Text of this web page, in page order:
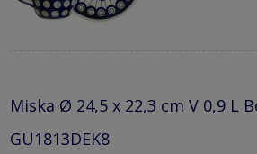
Miska Ø 24,5 x 22,3 cm V 0,9 L
GU1813DEK8